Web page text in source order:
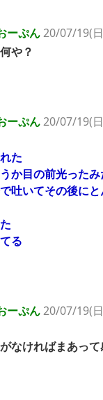
ーぷん20/07/19(
や？
ーぷん20/07/19(
た
か目の前光った
吐いてその後にと
る
ーぷん20/07/19(
なければまあっ